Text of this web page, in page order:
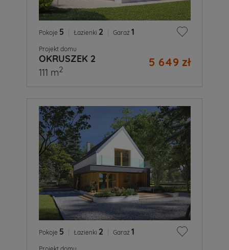
Pokoje 5 Łazienki 2 Garaż 1
Projekt domu
OKRUSZEK 2 5 649 zł
111 m2
Pokoje 5 Łazienki 2 Garaż 1